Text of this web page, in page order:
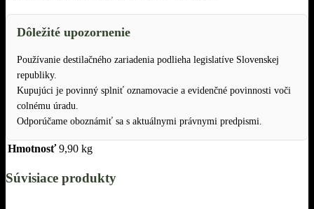
Dôležité upozornenie
Používanie destilačného zariadenia podlieha legislatíve Slovenskej
republiky.
Kupujúci je povinný splniť oznamovacie a evidenčné povinnosti voči
colnému úradu.
Odporúčame oboznámiť sa s aktuálnymi právnymi predpismi.
Hmotnosť 9,90 kg
Súvisiace produkty